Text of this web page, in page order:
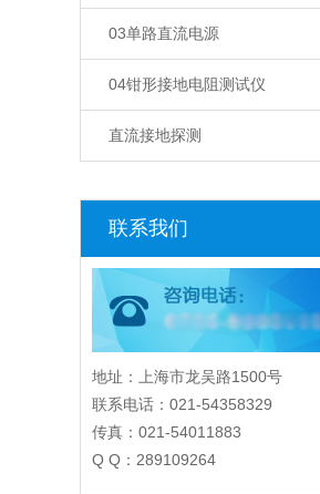
03单路直流电源
04钳形接地电阻测试仪
直流接地探测
联系我们
地址：上海市龙吴路1500号
联系电话：021-54358329
传真：021-54011883
Q Q：289109264